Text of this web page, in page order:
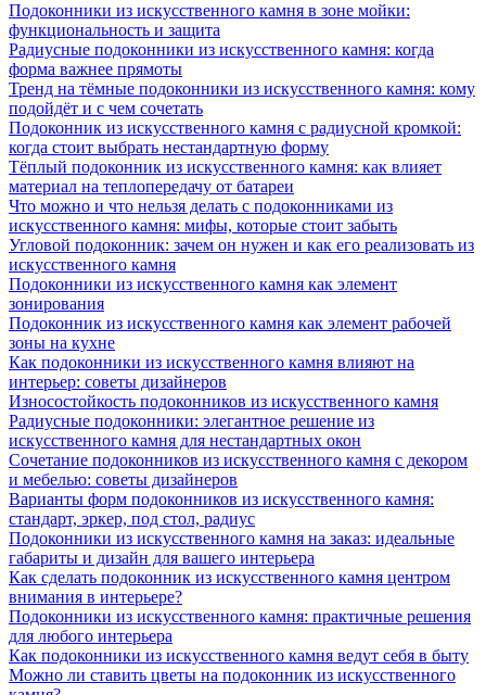
Подоконники из искусственного камня в зоне мойки:
функциональность и защита
Радиусные подоконники из искусственного камня: когда
форма важнее прямоты
Тренд на тёмные подоконники из искусственного камня: кому
подойдёт и с чем сочетать
Подоконник из искусственного камня с радиусной кромкой:
когда стоит выбрать нестандартную форму
Тёплый подоконник из искусственного камня: как влияет
материал на теплопередачу от батареи
Что можно и что нельзя делать с подоконниками из
искусственного камня: мифы, которые стоит забыть
Угловой подоконник: зачем он нужен и как его реализовать из
искусственного камня
Подоконники из искусственного камня как элемент
зонирования
Подоконник из искусственного камня как элемент рабочей
зоны на кухне
Как подоконники из искусственного камня влияют на
интерьер: советы дизайнеров
Износостойкость подоконников из искусственного камня
Радиусные подоконники: элегантное решение из
искусственного камня для нестандартных окон
Сочетание подоконников из искусственного камня с декором
и мебелью: советы дизайнеров
Варианты форм подоконников из искусственного камня:
стандарт, эркер, под стол, радиус
Подоконники из искусственного камня на заказ: идеальные
габариты и дизайн для вашего интерьера
Как сделать подоконник из искусственного камня центром
внимания в интерьере?
Подоконники из искусственного камня: практичные решения
для любого интерьера
Как подоконники из искусственного камня ведут себя в быту
Можно ли ставить цветы на подоконник из искусственного